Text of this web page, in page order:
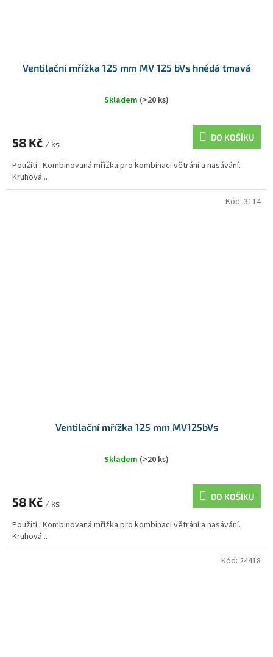
Ventilační mřížka 125 mm MV 125 bVs hnědá tmavá
Skladem (>20 ks)
58 Kč / ks
DO KOŠÍKU
Použití : Kombinovaná mřížka pro kombinaci větrání a nasávání.
Kruhová...
Ventilační mřížka 125 mm MV125bVs
Skladem (>20 ks)
58 Kč / ks
DO KOŠÍKU
Použití : Kombinovaná mřížka pro kombinaci větrání a nasávání.
Kruhová...
Kód: 3114
Kód: 24418